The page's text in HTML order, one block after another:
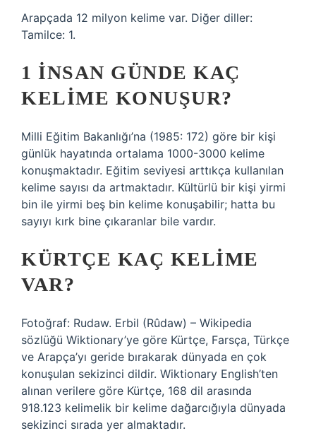
Arapçada 12 milyon kelime var. Diğer diller:
Tamilce: 1.
1 INSAN GÜNDE KAÇ
KELIME KONUŞUR?
Milli Eğitim Bakanlığı’na (1985: 172) göre bir kişi
günlük hayatında ortalama 1000-3000 kelime
konuşmaktadır. Eğitim seviyesi arttıkça kullanılan
kelime sayısı da artmaktadır. Kültürlü bir kişi yirmi
bin ile yirmi beş bin kelime konuşabilir; hatta bu
sayıyı kırk bine çıkaranlar bile vardır.
KÜRTÇE KAÇ KELIME
VAR?
Fotoğraf: Rudaw. Erbil (Rûdaw) – Wikipedia
sözlüğü Wiktionary’ye göre Kürtçe, Farsça, Türkçe
ve Arapça’yı geride bırakarak dünyada en çok
konuşulan sekizinci dildir. Wiktionary English’ten
alınan verilere göre Kürtçe, 168 dil arasında
918.123 kelimelik bir kelime dağarcığıyla dünyada
sekizinci sırada yer almaktadır.